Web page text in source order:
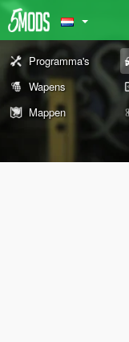
Programma's
Wapens
Mappen